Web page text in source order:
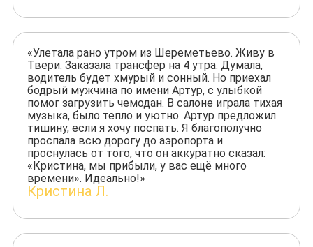
«Улетала рано утром из Шереметьево. Живу в
Твери. Заказала трансфер на 4 утра. Думала,
водитель будет хмурый и сонный. Но приехал
бодрый мужчина по имени Артур, с улыбкой
помог загрузить чемодан. В салоне играла тихая
музыка, было тепло и уютно. Артур предложил
тишину, если я хочу поспать. Я благополучно
проспала всю дорогу до аэропорта и
проснулась от того, что он аккуратно сказал:
«Кристина, мы прибыли, у вас ещё много
времени». Идеально!»
Кристина Л.